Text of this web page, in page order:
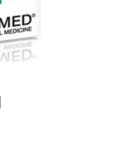
al 40% valido